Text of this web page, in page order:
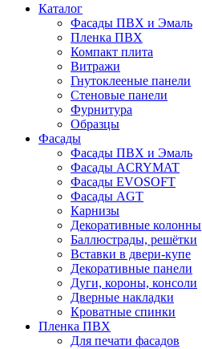
Каталог
Фасады ПВХ и Эмаль
Пленка ПВХ
Компакт плита
Витражи
Гнутоклееные панели
Стеновые панели
Фурнитура
Образцы
Фасады
Фасады ПВХ и Эмаль
Фасады ACRYMAT
Фасады EVOSOFT
Фасады AGT
Карнизы
Декоративные колонны
Баллюстрады, решётки
Вставки в двери-купе
Декоративные панели
Дуги, короны, консоли
Дверные накладки
Кроватные спинки
Пленка ПВХ
Для печати фасадов